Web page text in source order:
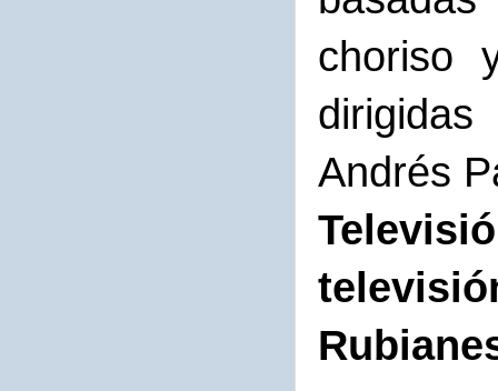
choriso
Andrés